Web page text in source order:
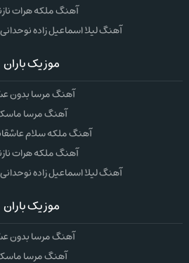
آهنگ ملکه هرات
آهنگ لیلا اسماعیل زاده
موزیک باران
آهنگ مرسا بدون
آهنگ مرسا
آهنگ ملکه سلام
آهنگ ملکه هرات
آهنگ لیلا اسماعیل زاده
موزیک باران
آهنگ مرسا بدون
آهنگ مرسا